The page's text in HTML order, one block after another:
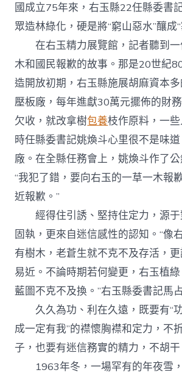
國成立75年來，右玉縣22任縣委書
眾造林綠化，硬是將“窮山惡水”釀成“
在右玉精力展覽館，記者聽到一
木和國民報歉的故事。那是20世紀
造開放初期，右玉縣施展胡麻資本
壓板廠，每年進獻30萬元擺佈的財
欠收，就改拿樹包養枝作原料，一
時任縣委書記姚煥斗心里很不是味
廠。在全縣任務會上，姚煥斗作了公
“我犯了錯，要向右玉的一草一木報
近報歉。”
經得住引誘、堅持住定力，源于
固執，更來自迷信感性的認知。“像
有樹木，老蒼生就不克不及存活，
易近。不論時期若何變更，右玉植
藍圖不克不及換。”右玉縣委書記馬
久久為功、利在久遠，既要有“
成一定有我”的襟懷胸襟和定力，不
子，也要有迷信務實的精力，不胡干
1963年冬，一場罕有的年夜雪